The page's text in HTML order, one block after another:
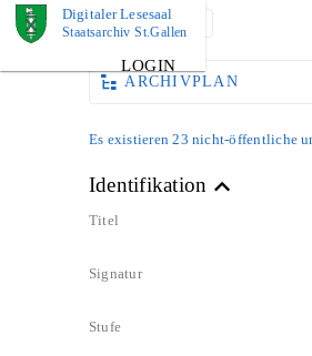
Digitaler Lesesaal
Staatsarchiv St.Gallen
LOGIN
DOKUMENT
ARCHIVPLAN
Es existieren 23 nicht-öffentliche
Identifikation
Titel
Signatur
Stufe